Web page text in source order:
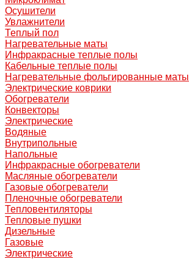
Осушители
Увлажнители
Теплый пол
Нагревательные маты
Инфракрасные теплые полы
Кабельные теплые полы
Нагревательные фольгированные маты
Электрические коврики
Обогреватели
Конвекторы
Электрические
Водяные
Внутрипольные
Напольные
Инфракрасные обогреватели
Масляные обогреватели
Газовые обогреватели
Пленочные обогреватели
Тепловентиляторы
Тепловые пушки
Дизельные
Газовые
Электрические